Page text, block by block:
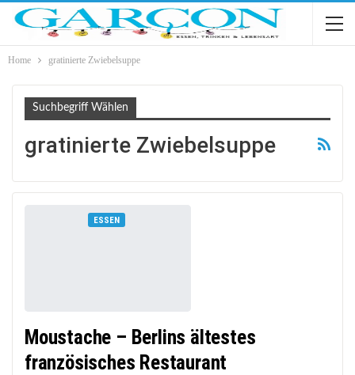
Home gratinierte Zwiebelsuppe
Suchbegriff Wählen
gratinierte Zwiebelsuppe
ESSEN
Moustache – Berlins ältestes
französisches Restaurant